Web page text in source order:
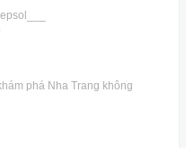
phá Nha Trang không